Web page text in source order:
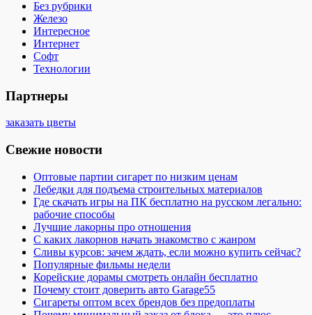
Без рубрики
Железо
Интересное
Интернет
Софт
Технологии
Партнеры
заказать цветы
Свежие новости
Оптовые партии сигарет по низким ценам
Лебедки для подъема строительных материалов
Где скачать игры на ПК бесплатно на русском легально:
рабочие способы
Лучшие лакорны про отношения
С каких лакорнов начать знакомство с жанром
Сливы курсов: зачем ждать, если можно купить сейчас?
Популярные фильмы недели
Корейские дорамы смотреть онлайн бесплатно
Почему стоит доверить авто Garage55
Сигареты оптом всех брендов без предоплаты